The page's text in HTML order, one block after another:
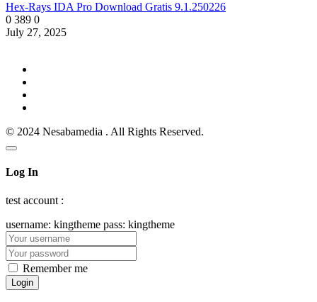
Hex-Rays IDA Pro Download Gratis 9.1.250226
0 389 0
July 27, 2025
© 2024 Nesabamedia . All Rights Reserved.
Log In
test account :
username: kingtheme pass: kingtheme
Remember me